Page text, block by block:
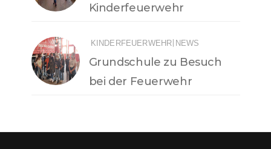
Kinderfeuerwehr
KINDERFEUERWEHR NEWS
Grundschule zu Besuch
bei der Feuerwehr